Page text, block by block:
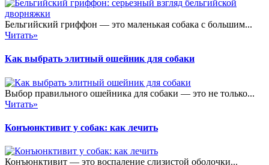
Бельгийский гриффон — это маленькая собака с большим...
Читать»
Как выбрать элитный ошейник для собаки
Выбор правильного ошейника для собаки — это не только...
Читать»
Конъюнктивит у собак: как лечить
Конъюнктивит — это воспаление слизистой оболочки...